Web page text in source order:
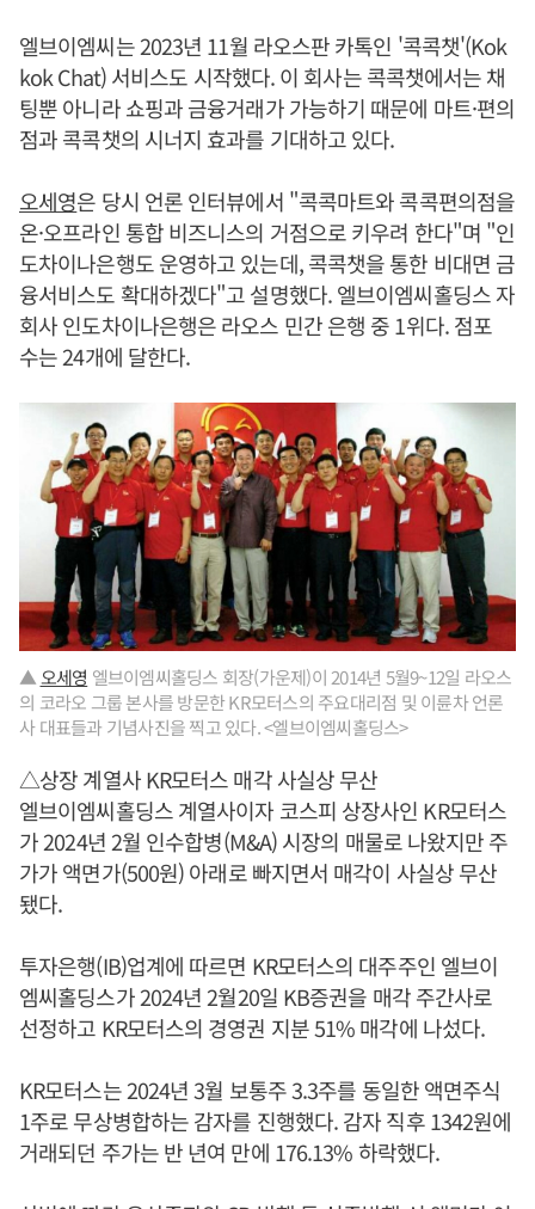
엘브이엠씨는 2023년 11월 라오스판 카톡인 '콕콕챗'(Kok
kok Chat) 서비스도 시작했다. 이 회사는 콕콕챗에서는 채
팅뿐 아니라 쇼핑과 금융거래가 가능하기 때문에 마트·편의
점과 콕콕챗의 시너지 효과를 기대하고 있다.
오세영은 당시 언론 인터뷰에서 "콕콕마트와 콕콕편의점을
온·오프라인 통합 비즈니스의 거점으로 키우려 한다"며 "인
도차이나은행도 운영하고 있는데, 콕콕챗을 통한 비대면 금
융서비스도 확대하겠다"고 설명했다. 엘브이엠씨홀딩스 자
회사 인도차이나은행은 라오스 민간 은행 중 1위다. 점포
수는 24개에 달한다.
▲오세영 엘브이엠씨홀딩스 회장(가운제)이 2014년 5월9~12일 라오스
의 코라오 그룹 본사를 방문한 KR모터스의 주요대리점 및 이륜차 언론
사 대표들과 기념사진을 찍고 있다. <엘브이엠씨홀딩스>
△상장 계열사 KR모터스 매각 사실상 무산
엘브이엠씨홀딩스 계열사이자 코스피 상장사인 KR모터스
가 2024년 2월 인수합병(M&A) 시장의 매물로 나왔지만 주
가가 액면가(500원) 아래로 빠지면서 매각이 사실상 무산
됐다.
투자은행(IB)업계에 따르면 KR모터스의 대주주인 엘브이
엠씨홀딩스가 2024년 2월20일 KB증권을 매각 주간사로
선정하고 KR모터스의 경영권 지분 51% 매각에 나섰다.
KR모터스는 2024년 3월 보통주 3.3주를 동일한 액면주식
1주로 무상병합하는 감자를 진행했다. 감자 직후 1342원에
거래되던 주가는 반 년여 만에 176.13% 하락했다.